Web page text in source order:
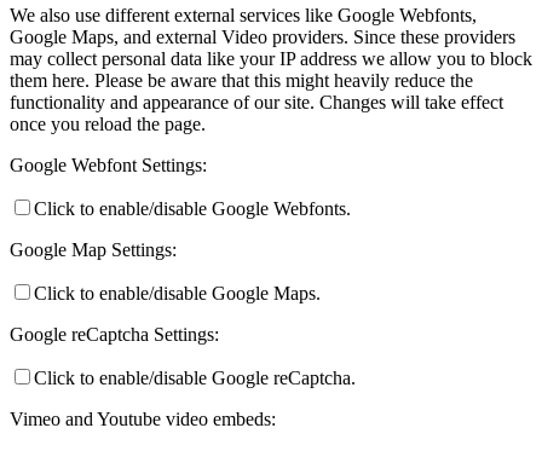
We also use different external services like Google Webfonts,
Google Maps, and external Video providers. Since these providers
may collect personal data like your IP address we allow you to block
them here. Please be aware that this might heavily reduce the
functionality and appearance of our site. Changes will take effect
once you reload the page.
Google Webfont Settings:
Click to enable/disable Google Webfonts.
Google Map Settings:
Click to enable/disable Google Maps.
Google reCaptcha Settings:
Click to enable/disable Google reCaptcha.
Vimeo and Youtube video embeds: